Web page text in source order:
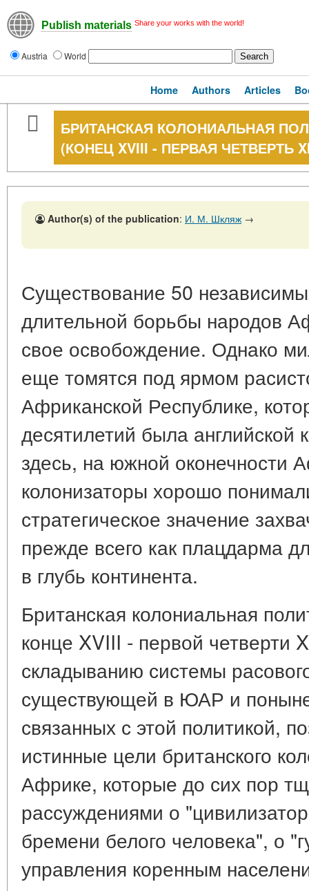
Publish materials Share your works with the world!
Austria World
Home Authors Articles
БРИТАНСКАЯ КОЛОНИАЛЬНАЯ
(КОНЕЦ XVIII - ПЕРВАЯ ЧЕТВЕРТЬ
Author(s) of the publication: И. М. Шкляж →
Существование 50
длительной борьбы народов
свое освобождение. Однако
еще томятся под ярмом
Африканской Республике,
десятилетий была английской
здесь, на южной оконечности
колонизаторы хорошо
стратегическое значение
прежде всего как плацдарма
в глубь континента.
Британская колониальная
конце XVIII - первой четверти
складыванию системы
существующей в ЮАР и
связанных с этой политикой,
истинные цели британского
Африке, которые до сих пор
рассуждениями о
бремени белого человека", о
управления коренным